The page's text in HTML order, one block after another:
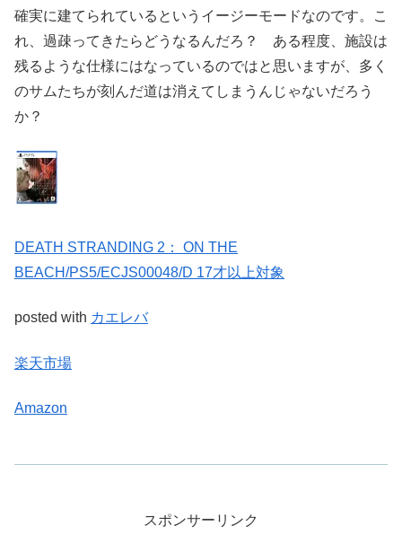
確実に建てられているというイージーモードなのです。こ
れ、過疎ってきたらどうなるんだろ？ ある程度、施設は
残るような仕様にはなっているのではと思いますが、多く
のサムたちが刻んだ道は消えてしまうんじゃないだろう
か？
DEATH STRANDING 2： ON THE
BEACH/PS5/ECJS00048/D 17才以上対象
posted with カエレバ
楽天市場
Amazon
スポンサーリンク